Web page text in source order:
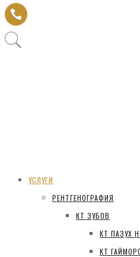
УСЛУГИ
РЕНТГЕНОГРАФИЯ
КТ ЗУБОВ
КТ ПАЗУХ
КТ